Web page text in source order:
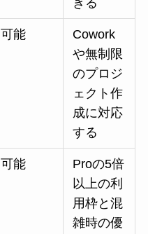
可能
Cowork
や無制限
のプロジ
ェクト作
成に対応
する
可能
Proの5倍
以上の利
用枠と混
雑時の優